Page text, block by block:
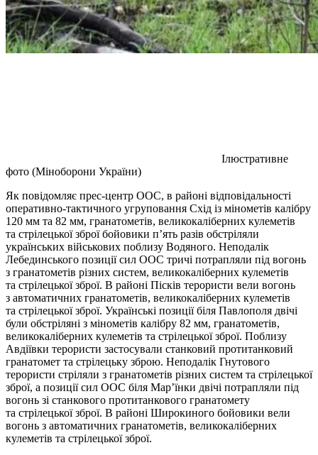
Ілюстративне
фото (Міноборони України)
Як повідомляє прес-центр ООС, в районі відповідальності
оперативно-тактичного угруповання Схід із мінометів калібру
120 мм та 82 мм, гранатометів, великокаліберних кулеметів
та стрілецької зброї бойовики п’ять разів обстріляли
українських військових поблизу Водяного. Неподалік
Лебединського позиції сил ООС тричі потрапляли під вогонь
з гранатометів різних систем, великокаліберних кулеметів
та стрілецької зброї. В районі Пісків терористи вели вогонь
з автоматичних гранатометів, великокаліберних кулеметів
та стрілецької зброї. Українські позиції біля Павлополя двічі
були обстріляні з мінометів калібру 82 мм, гранатометів,
великокаліберних кулеметів та стрілецької зброї. Поблизу
Авдіївки терористи застосували станковий протитанковий
гранатомет та стрілецьку зброю. Неподалік Гнутового
терористи стріляли з гранатометів різних систем та стрілецької
зброї, а позиції сил ООС біля Мар’їнки двічі потрапляли під
вогонь зі станкового протитанкового гранатомету
та стрілецької зброї. В районі Широкиного бойовики вели
вогонь з автоматичних гранатометів, великокаліберних
кулеметів та стрілецької зброї.